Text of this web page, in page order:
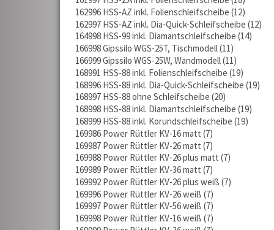
162996 HSS-AZ inkl. Folienschleifscheibe 12
162997 HSS-AZ inkl. Dia-Quick-Schleifscheibe 12
164998 HSS-99 inkl. Diamantschleifscheibe 14
166998 Gipssilo WGS-25T, Tischmodell 11
166999 Gipssilo WGS-25W, Wandmodell 11
168991 HSS-88 inkl. Folienschleifscheibe 19
168996 HSS-88 inkl. Dia-Quick-Schleifscheibe 19
168997 HSS-88 ohne Schleifscheibe 20
168998 HSS-88 inkl. Diamantschleifscheibe 19
168999 HSS-88 inkl. Korundschleifscheibe 19
169986 Power Rüttler KV-16 matt 7
169987 Power Rüttler KV-26 matt 7
169988 Power Rüttler KV-26 plus matt 7
169989 Power Rüttler KV-36 matt 7
169992 Power Rüttler KV-26 plus weiß 7
169996 Power Rüttler KV-26 weiß 7
169997 Power Rüttler KV-56 weiß 7
169998 Power Rüttler KV-16 weiß 7